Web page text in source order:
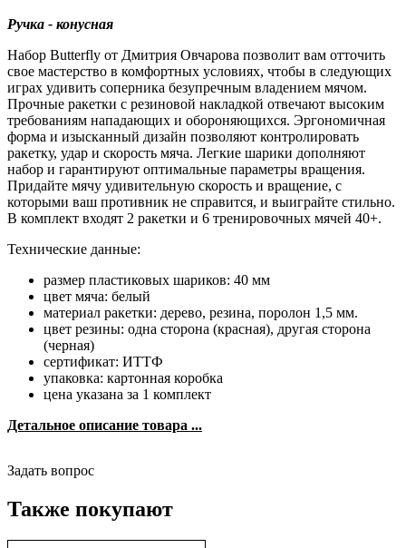
Ручка - конусная
Набор Butterfly от Дмитрия Овчарова позволит вам отточить
свое мастерство в комфортных условиях, чтобы в следующих
играх удивить соперника безупречным владением мячом.
Прочные ракетки с резиновой накладкой отвечают высоким
требованиям нападающих и обороняющихся. Эргономичная
форма и изысканный дизайн позволяют контролировать
ракетку, удар и скорость мяча. Легкие шарики дополняют
набор и гарантируют оптимальные параметры вращения.
Придайте мячу удивительную скорость и вращение, с
которыми ваш противник не справится, и выиграйте стильно.
В комплект входят 2 ракетки и 6 тренировочных мячей 40+.
Технические данные:
размер пластиковых шариков: 40 мм
цвет мяча: белый
материал ракетки: дерево, резина, поролон 1,5 мм.
цвет резины: одна сторона (красная), другая сторона
(черная)
сертификат: ИТТФ
упаковка: картонная коробка
цена указана за 1 комплект
Детальное описание товара ...
Задать вопрос
Также покупают